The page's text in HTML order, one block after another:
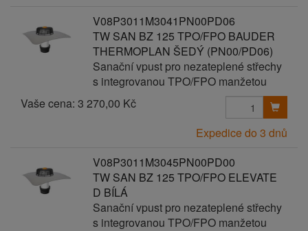
V08P3011M3041PN00PD06
TW SAN BZ 125 TPO/FPO BAUDER
THERMOPLAN ŠEDÝ (PN00/PD06)
Sanační vpust pro nezateplené střechy
s integrovanou TPO/FPO manžetou
Vaše cena: 3 270,00 Kč
Expedice do 3 dnů
V08P3011M3045PN00PD00
TW SAN BZ 125 TPO/FPO ELEVATE
D BÍLÁ
Sanační vpust pro nezateplené střechy
s integrovanou TPO/FPO manžetou